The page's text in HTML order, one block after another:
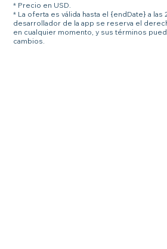
* Precio en USD.
* La oferta es válida hasta el {endDate} a las
desarrollador de la app se reserva el
en cualquier momento, y sus términos
cambios.